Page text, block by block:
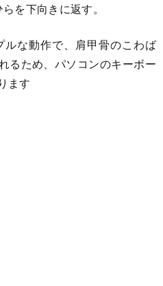
を下向きに返す。
な動作で、肩甲骨のこわば
るため、パソコンのキーボー
ます